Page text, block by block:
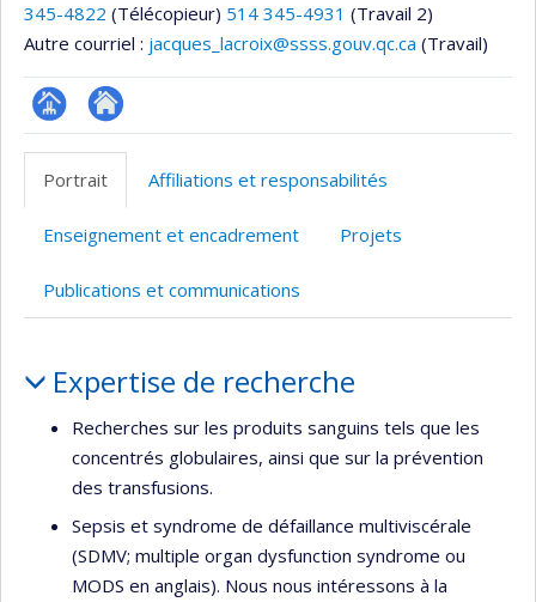
345-4822 (Télécopieur) 514 345-4931 (Travail 2)
Autre courriel : jacques_lacroix@ssss.gouv.qc.ca (Travail)
Page Site
l’unité
recherche
Portrait Affiliations et responsabilités
Enseignement et encadrement Projets
Publications et communications
Expertise de recherche
Recherches sur les produits sanguins tels que les
concentrés globulaires, ainsi que sur la prévention
des transfusions.
Sepsis et syndrome de défaillance multiviscérale
(SDMV; multiple organ dysfunction syndrome ou
MODS en anglais). Nous nous intéressons à la